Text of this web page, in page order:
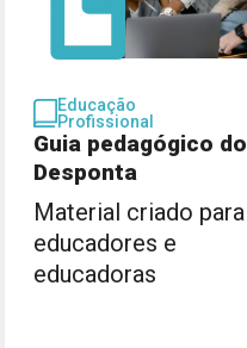
Educação
Profissional
Guia pedagógico do
Desponta
Material criado para
educadores e
educadoras